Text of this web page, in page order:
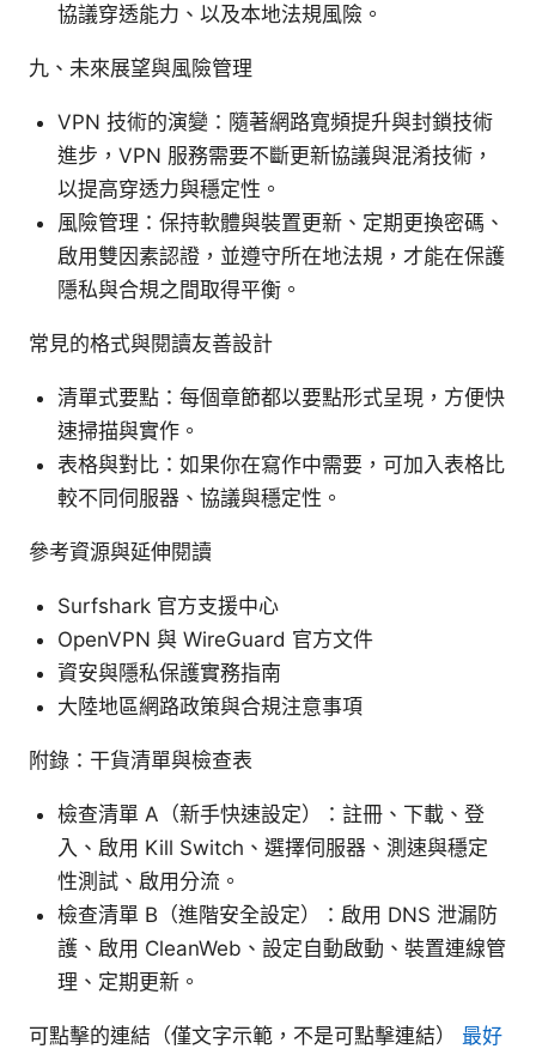
協議穿透能力、以及本地法規風險。
九、未來展望與風險管理
VPN 技術的演變：隨著網路寬頻提升與封鎖技術
進步，VPN 服務需要不斷更新協議與混淆技術，
以提高穿透力與穩定性。
風險管理：保持軟體與裝置更新、定期更換密碼、
啟用雙因素認證，並遵守所在地法規，才能在保護
隱私與合規之間取得平衡。
常見的格式與閱讀友善設計
清單式要點：每個章節都以要點形式呈現，方便快
速掃描與實作。
表格與對比：如果你在寫作中需要，可加入表格比
較不同伺服器、協議與穩定性。
參考資源與延伸閱讀
Surfshark 官方支援中心
OpenVPN 與 WireGuard 官方文件
資安與隱私保護實務指南
大陸地區網路政策與合規注意事項
附錄：干貨清單與檢查表
檢查清單 A（新手快速設定）：註冊、下載、登
入、啟用 Kill Switch、選擇伺服器、測速與穩定
性測試、啟用分流。
檢查清單 B（進階安全設定）：啟用 DNS 泄漏防
護、啟用 CleanWeb、設定自動啟動、裝置連線管
理、定期更新。
可點擊的連結（僅文字示範，不是可點擊連結） 最好